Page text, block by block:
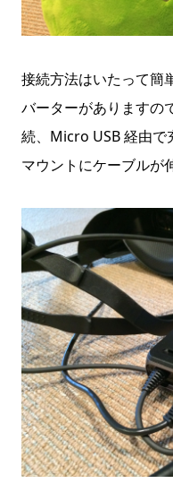
接続方法はいたって簡
バーターがありますの
続、Micro USB 経由で
マウントにケーブルが